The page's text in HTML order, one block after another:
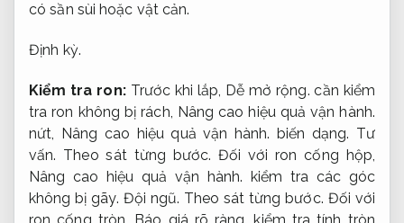
có sần sùi hoặc vật cản.
Định kỳ.
Kiểm tra ron:Trước khi lắp, Dễ mở rộng. cần kiểm
tra ron không bị rách, Nâng cao hiệu quả vận hành.
nứt, Nâng cao hiệu quả vận hành. biến dạng. Tư
vấn. Theo sát từng bước. Đối với ron cống hộp,
Nâng cao hiệu quả vận hành. kiểm tra các góc
không bị gãy. Đội ngũ. Theo sát từng bước. Đối với